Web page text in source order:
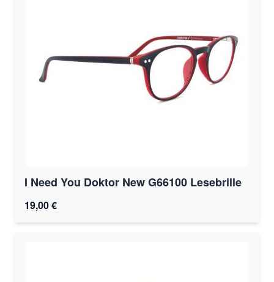
I Need You Doktor New G66100 Lesebrille
19,00 €